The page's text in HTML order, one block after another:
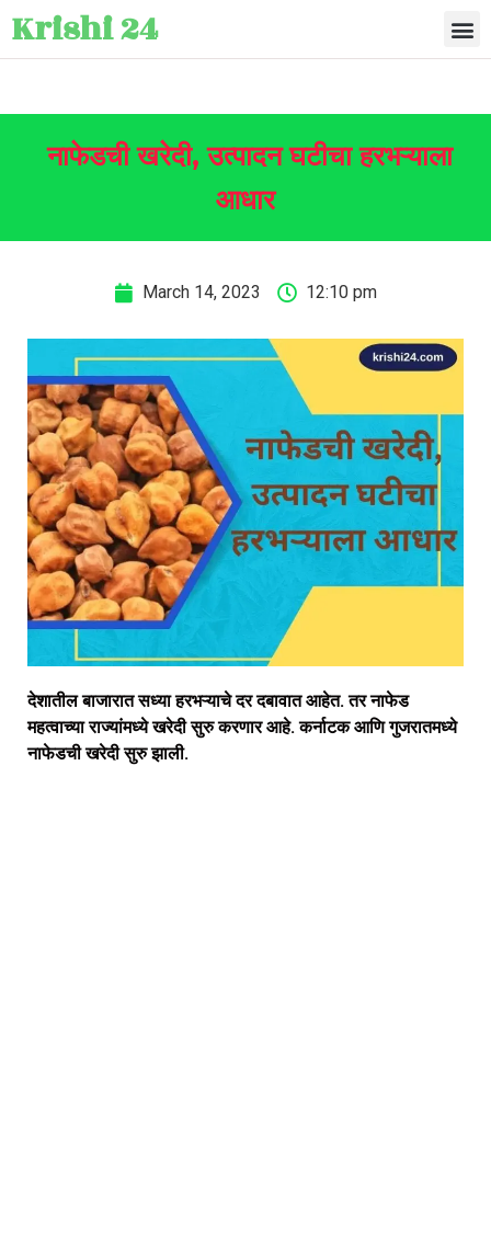
Krishi 24
नाफेडची खरेदी, उत्पादन घटीचा हरभऱ्याला
आधार
March 14, 2023 12:10 pm
देशातील बाजारात सध्या हरभऱ्याचे दर दबावात आहेत. तर नाफेड
महत्वाच्या राज्यांमध्ये खरेदी सुरु करणार आहे. कर्नाटक आणि गुजरातमध्ये
नाफेडची खरेदी सुरु झाली.